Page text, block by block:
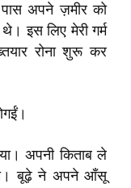
अपने ज़मीर को
इस लिए मेरी गर्म
रोना शुरू कर
अपनी किताब ले
बूढ़े ने अपने आँसू